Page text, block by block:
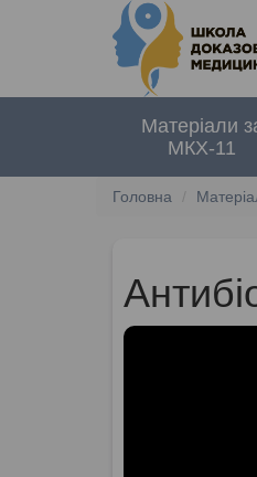
Матеріали
МКХ-11
Головна